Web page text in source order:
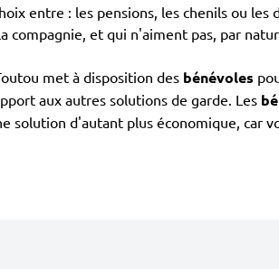
entre : les pensions, les chenils ou
compagnie, et qui n'aiment pas, par
met à disposition des bénévoles
aux autres solutions de garde. Les
solution d'autant plus économique, car